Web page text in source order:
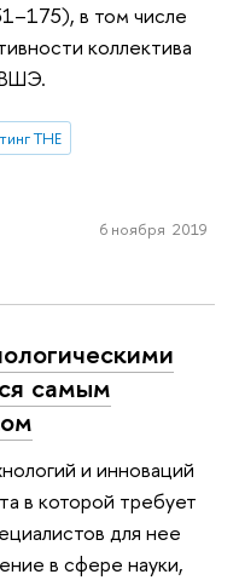
в том числе
коллектива
THE
6 ноября 2019
самым
и инноваций
в которой требует
для нее
в сфере науки,